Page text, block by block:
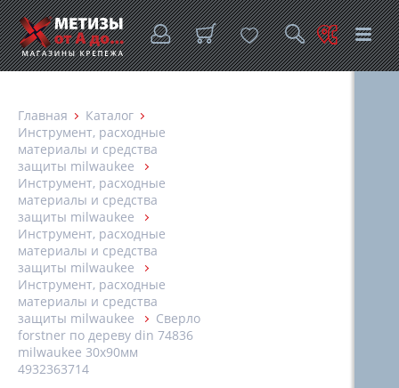
Главная
Каталог
Инструмент, расходные
материалы и средства
защиты milwaukee
Инструмент, расходные
материалы и средства
защиты milwaukee
Инструмент, расходные
материалы и средства
защиты milwaukee
Инструмент, расходные
материалы и средства
защиты milwaukee
Сверло
forstner по дереву din 74836
milwaukee 30х90мм
4932363714